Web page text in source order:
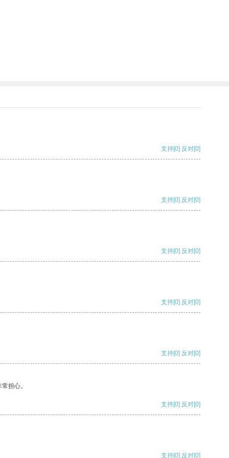
支持[0] 反对[0]
支持[0] 反对[0]
支持[0] 反对[0]
支持[0] 反对[0]
支持[0] 反对[0]
担心。
支持[0] 反对[0]
支持[0] 反对[0]